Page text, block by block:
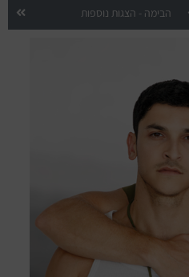
הבימה - הצגות נוספות